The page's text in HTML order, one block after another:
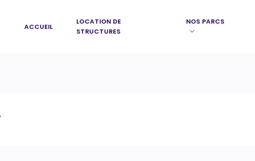
ACCUEIL
LOCATION DE
STRUCTURES
NOS PARCS